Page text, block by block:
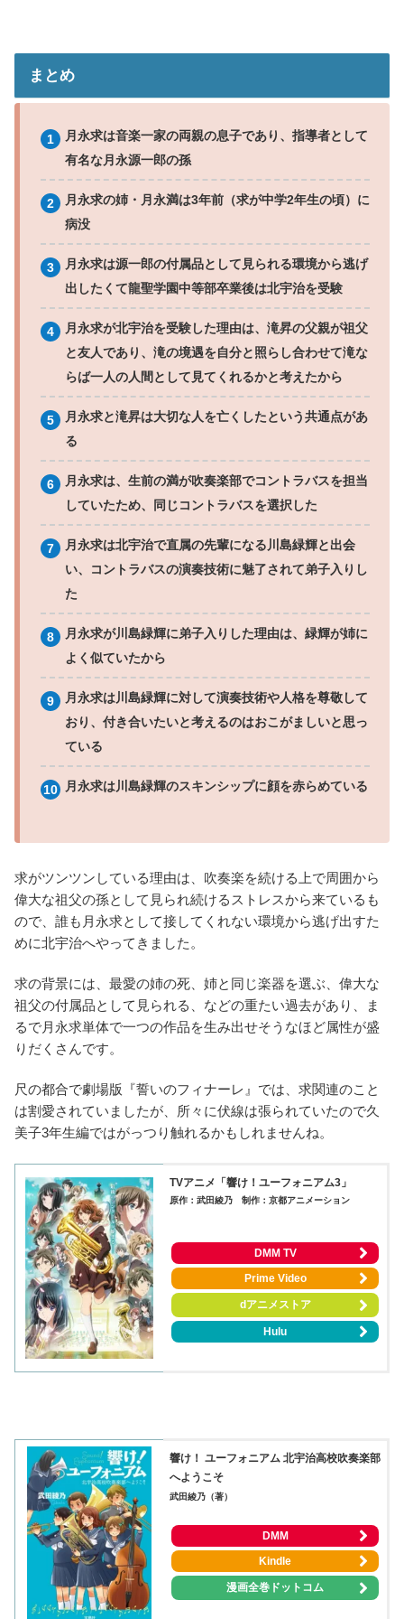
まとめ
月永求は音楽一家の両親の息子であり、指導者として
有名な月永源一郎の孫
月永求の姉・月永満は3年前（求が中学2年生の頃）に
病没
月永求は源一郎の付属品として見られる環境から逃げ
出したくて龍聖学園中等部卒業後は北宇治を受験
月永求が北宇治を受験した理由は、滝昇の父親が祖父
と友人であり、滝の境遇を自分と照らし合わせて滝な
らば一人の人間として見てくれるかと考えたから
月永求と滝昇は大切な人を亡くしたという共通点があ
る
月永求は、生前の満が吹奏楽部でコントラバスを担当
していたため、同じコントラバスを選択した
月永求は北宇治で直属の先輩になる川島緑輝と出会
い、コントラバスの演奏技術に魅了されて弟子入りし
た
月永求が川島緑輝に弟子入りした理由は、緑輝が姉に
よく似ていたから
月永求は川島緑輝に対して演奏技術や人格を尊敬して
おり、付き合いたいと考えるのはおこがましいと思っ
ている
月永求は川島緑輝のスキンシップに顔を赤らめている
求がツンツンしている理由は、吹奏楽を続ける上で周囲から
偉大な祖父の孫として見られ続けるストレスから来ているも
ので、誰も月永求として接してくれない環境から逃げ出すた
めに北宇治へやってきました。
求の背景には、最愛の姉の死、姉と同じ楽器を選ぶ、偉大な
祖父の付属品として見られる、などの重たい過去があり、ま
るで月永求単体で一つの作品を生み出せそうなほど属性が盛
りだくさんです。
尺の都合で劇場版『誓いのフィナーレ』では、求関連のこと
は割愛されていましたが、所々に伏線は張られていたので久
美子3年生編ではがっつり触れるかもしれませんね。
TVアニメ「響け！ユーフォニアム3」
原作：武田綾乃 制作：京都アニメーション
DMM TV
Prime Video
dアニメストア
Hulu
響け！ ユーフォニアム 北宇治高校吹奏楽部
へようこそ
武田綾乃（著）
DMM
Kindle
漫画全巻ドットコム